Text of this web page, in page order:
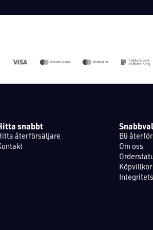
snabbt
återförsäljare
Snabbval
Bli
Om oss
Köpvillkor